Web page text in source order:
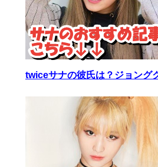
twiceサナの彼氏は？ジョング